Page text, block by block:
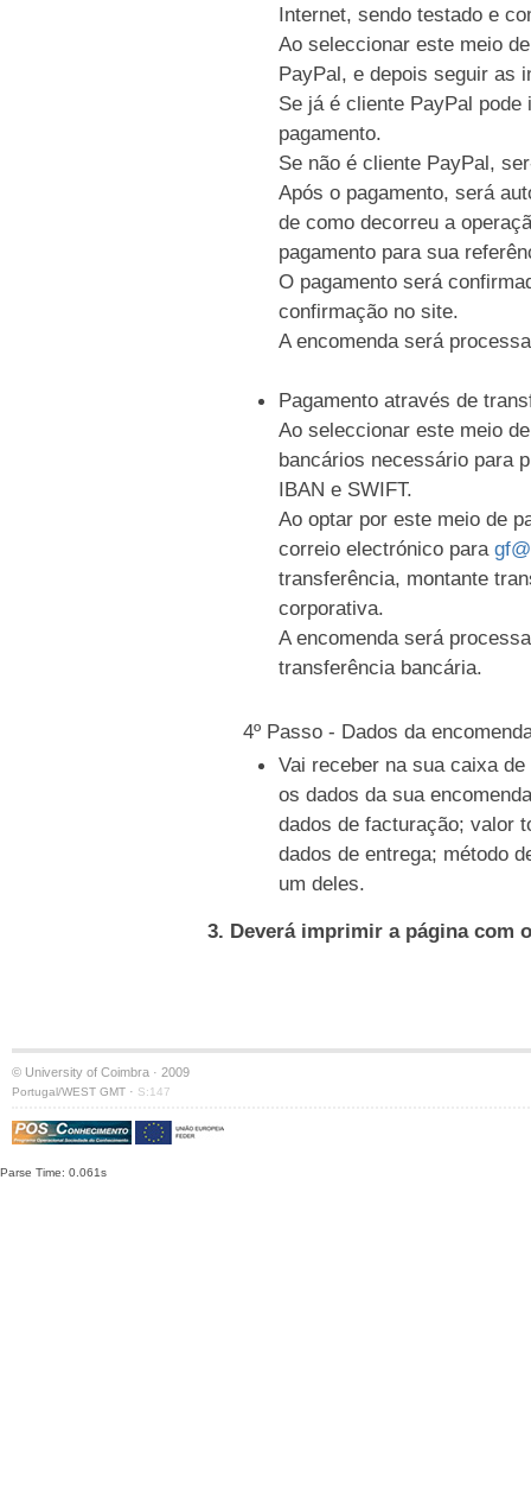
Internet, sendo testado e
Ao seleccionar este meio
PayPal, e depois seguir as
Se já é cliente PayPal
pagamento.
Se não é cliente PayPal,
Após o pagamento, será
de como decorreu a
pagamento para sua
O pagamento será
confirmação no site.
A encomenda será
Pagamento através de
Ao seleccionar este meio
bancários necessário para
IBAN e SWIFT.
Ao optar por este meio de
correio electrónico para
transferência, montante
corporativa.
A encomenda será
transferência bancária.
4º Passo - Dados da
Vai receber na sua caixa
os dados da sua
dados de facturação; valor
dados de entrega; método
um deles.
3. Deverá imprimir a página com
© University of Coimbra · 2009
Portugal/WEST GMT · S:147
Parse Time: 0.061s